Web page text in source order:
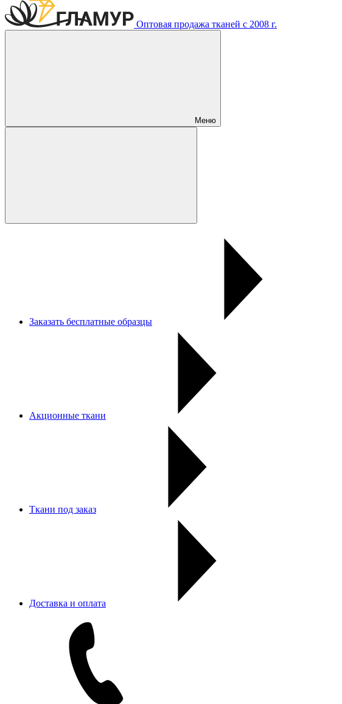
Оптовая продажа тканей с 2008 г.
Меню
Заказать бесплатные образцы
Акционные ткани
Ткани под заказ
Доставка и оплата